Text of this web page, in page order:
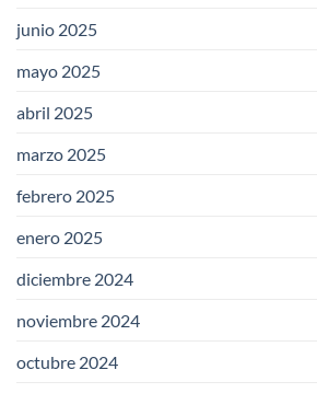
junio 2025
mayo 2025
abril 2025
marzo 2025
febrero 2025
enero 2025
diciembre 2024
noviembre 2024
octubre 2024